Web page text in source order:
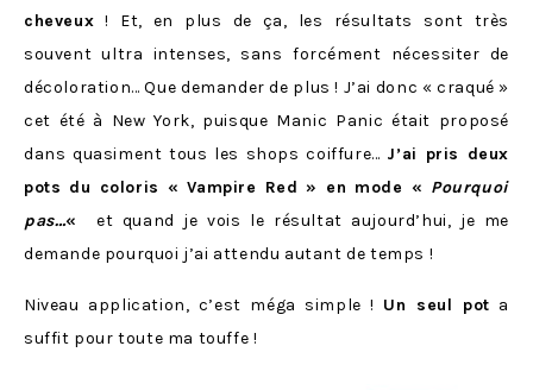
cheveux ! Et, en plus de ça, les résultats sont très
souvent ultra intenses, sans forcément nécessiter de
décoloration… Que demander de plus ! J’ai donc « craqué »
cet été à New York, puisque Manic Panic était proposé
dans quasiment tous les shops coiffure… J’ai pris deux
pots du coloris « Vampire Red » en mode « Pourquoi
pas…«
et quand je vois le résultat aujourd’hui, je me
demande pourquoi j’ai attendu autant de temps !
Niveau application, c’est méga simple ! Un seul pot a
suffit pour toute ma touffe !